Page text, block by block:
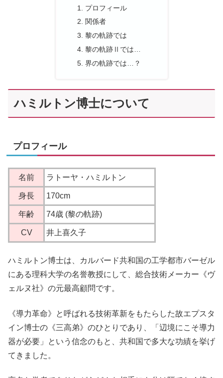
プロフィール
関係者
黎の軌跡では
黎の軌跡Ⅱでは…
界の軌跡では…？
ハミルトン博士について
プロフィール
名前 ラトーヤ・ハミルトン
身長 170cm
年齢 74歳 (黎の軌跡)
CV 井上喜久子
ハミルトン博士は、カルバード共和国の工学都市バーゼル
にある理科大学の名誉教授にして、総合技術メーカー《ヴ
ェルヌ社》の元最高顧問です。
《導力革命》と呼ばれる技術革新をもたらした故エプスタ
イン博士の《三高弟》のひとりであり、「辺境にこそ導力
器が必要」という信念のもと、共和国で多大な功績を挙げ
てきました。